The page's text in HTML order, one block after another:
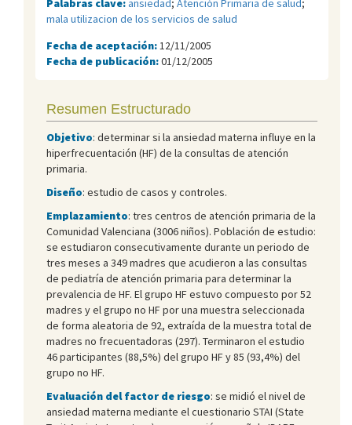
mala utilizacion de los servicios de salud
Fecha de aceptación: 12/11/2005
Fecha de publicación:01/12/2005
Resumen Estructurado
Objetivo: determinar si la ansiedad materna influye en la
hiperfrecuentación (HF) de la consultas de atención
primaria.
Diseño: estudio de casos y controles.
Emplazamiento: tres centros de atención primaria de la
Comunidad Valenciana (3006 niños). Población de estudio:
se estudiaron consecutivamente durante un periodo de
tres meses a 349 madres que acudieron a las consultas
de pediatría de atención primaria para determinar la
prevalencia de HF. El grupo HF estuvo compuesto por 52
madres y el grupo no HF por una muestra seleccionada
de forma aleatoria de 92, extraída de la muestra total de
madres no frecuentadoras (297). Terminaron el estudio
46 participantes (88,5%) del grupo HF y 85 (93,4%) del
grupo no HF.
Evaluación del factor de riesgo: se midió el nivel de
ansiedad materna mediante el cuestionario STAI (State